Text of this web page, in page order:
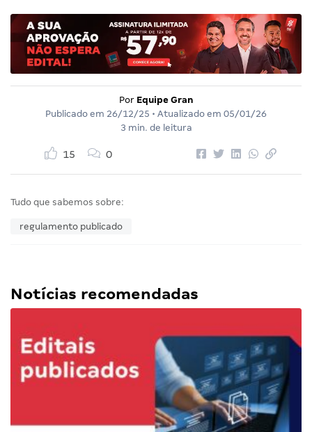
Por Equipe Gran
Publicado em 26/12/25 • Atualizado em 05/01/26
3 min. de leitura
15 0
Tudo que sabemos sobre:
regulamento publicado
Notícias recomendadas